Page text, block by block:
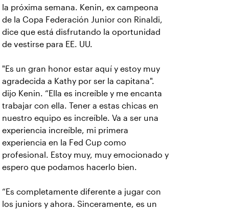
la próxima semana. Kenin, ex campeona
de la Copa Federación Junior con Rinaldi,
dice que está disfrutando la oportunidad
de vestirse para EE. UU.
"Es un gran honor estar aquí y estoy muy
agradecida a Kathy por ser la capitana".
dijo Kenin. “Ella es increíble y me encanta
trabajar con ella. Tener a estas chicas en
nuestro equipo es increíble. Va a ser una
experiencia increíble, mi primera
experiencia en la Fed Cup como
profesional. Estoy muy, muy emocionado y
espero que podamos hacerlo bien.
“Es completamente diferente a jugar con
los juniors y ahora. Sinceramente, es un